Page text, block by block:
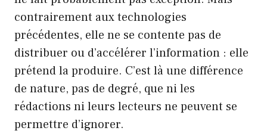
contrairement aux technologies
précédentes, elle ne se contente pas de
distribuer ou d’accélérer l’information : elle
prétend la produire. C’est là une différence
de nature, pas de degré, que ni les
rédactions ni leurs lecteurs ne peuvent se
permettre d’ignorer.